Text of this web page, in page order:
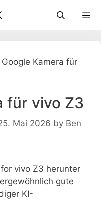
Google Kamera für
für vivo Z3
Mai 2026 by Ben
vivo Z3 herunter
gute
KI-